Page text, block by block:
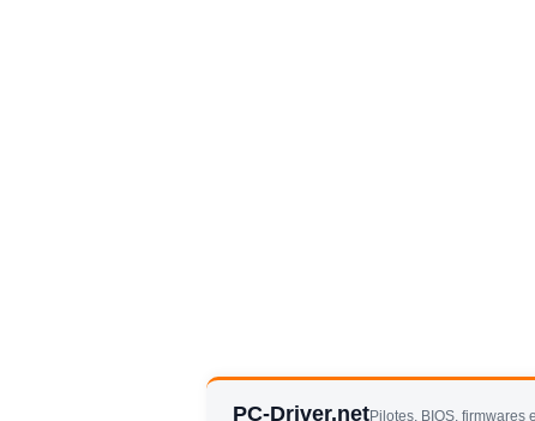
PC-Driver.netPilotes, BIOS, firmwares